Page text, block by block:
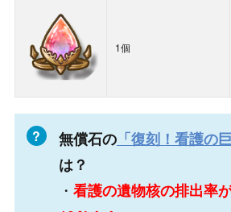
1個
無償石の「復刻！看護の
は？
・ 看護の遺物核の排出率